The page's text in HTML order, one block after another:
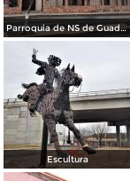
Parroquia de NS de Guadalupe
Escultura